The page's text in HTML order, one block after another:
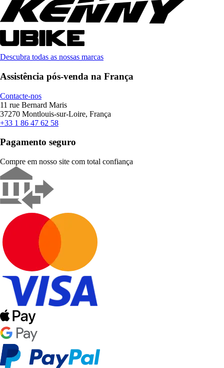
Descubra todas as nossas marcas
Assistência pós-venda na França
Contacte-nos
11 rue Bernard Maris
37270 Montlouis-sur-Loire, França
+33 1 86 47 62 58
Pagamento seguro
Compre em nosso site com total confiança